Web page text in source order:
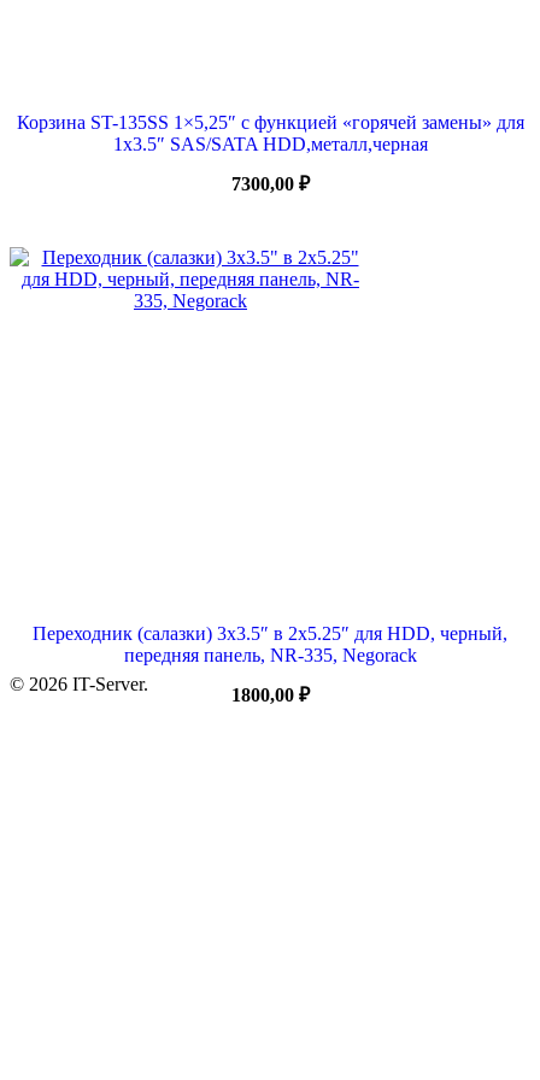
Корзина ST-135SS 1×5,25″ с функцией «горячей замены» для
1х3.5″ SAS/SATA HDD,металл,черная
7300,00 ₽
Переходник (салазки) 3х3.5″ в 2х5.25″ для HDD, черный,
передняя панель, NR-335, Negorack
1800,00 ₽
© 2026 IT-Server.